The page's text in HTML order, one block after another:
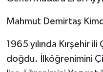
Mahmut Demirtaş
1965 yılında Kırşehir
doğdu. İlköğrenimini